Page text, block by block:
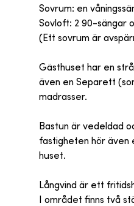
Sovrum: en
Sovloft: 2 90-sängar
(Ett sovrum är
Gästhuset har en
även en Separett
madrasser.
Bastun är vedeldad
fastigheten hör även
huset.
Långvind är ett
I området finns två